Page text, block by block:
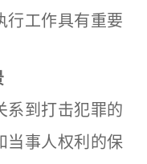
行工作具有重要
到打击犯罪的
当事人权利的保